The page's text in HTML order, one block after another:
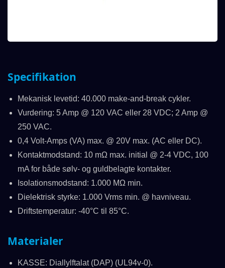
Specifikation
Mekanisk levetid: 40.000 make-and-break cykler.
Vurdering: 5 Amp @ 120 VAC eller 28 VDC; 2 Amp @
250 VAC.
0,4 Volt-Amps (VA) max. @ 20V max. (AC eller DC).
Kontaktmodstand: 10 mΩ max. initial @ 2-4 VDC, 100
mA for både sølv- og guldbelagte kontakter.
Isolationsmodstand: 1.000 MΩ min.
Dielektrisk styrke: 1.000 Vrms min. @ havniveau.
Driftstemperatur: -40°C til 85°C.
Materialer
KASSE: Diallylftalat (DAP) (UL94v-0).